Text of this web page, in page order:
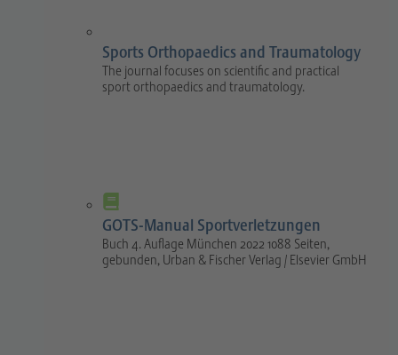
Sports Orthopaedics and Traumatology
The journal focuses on scientific and practical
sport orthopaedics and traumatology.
GOTS-Manual Sportverletzungen
Buch 4. Auflage München 2022 1088 Seiten,
gebunden, Urban & Fischer Verlag / Elsevier GmbH